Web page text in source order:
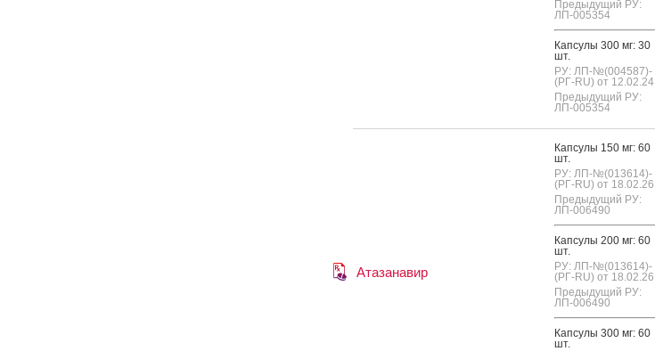
Предыдущий РУ:
ЛП-005354
Кап­су­лы 300 мг: 30
шт.
РУ: ЛП-№(004587)-
(РГ-RU) от 12.02.24
Предыдущий РУ:
ЛП-005354
Атазанавир
Кап­су­лы 150 мг: 60
шт.
РУ: ЛП-№(013614)-
(РГ-RU) от 18.02.26
Предыдущий РУ:
ЛП-006490
Кап­су­лы 200 мг: 60
шт.
РУ: ЛП-№(013614)-
(РГ-RU) от 18.02.26
Предыдущий РУ:
ЛП-006490
Кап­су­лы 300 мг: 60
шт.